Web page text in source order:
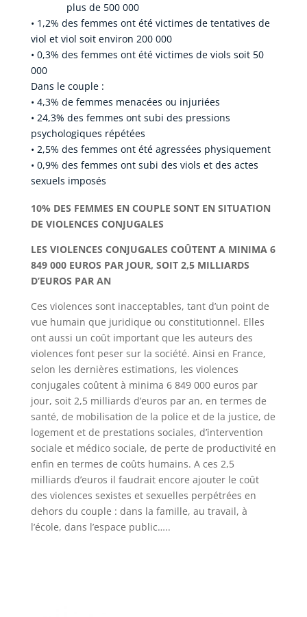
plus de 500 000
• 1,2% des femmes ont été victimes de tentatives de
viol et viol soit environ 200 000
• 0,3% des femmes ont été victimes de viols soit 50
000
Dans le couple :
• 4,3% de femmes menacées ou injuriées
• 24,3% des femmes ont subi des pressions
psychologiques répétées
• 2,5% des femmes ont été agressées physiquement
• 0,9% des femmes ont subi des viols et des actes
sexuels imposés
10% DES FEMMES EN COUPLE SONT EN SITUATION
DE VIOLENCES CONJUGALES
LES VIOLENCES CONJUGALES COÛTENT A MINIMA 6
849 000 EUROS PAR JOUR, SOIT 2,5 MILLIARDS
D’EUROS PAR AN
Ces violences sont inacceptables, tant d’un point de
vue humain que juridique ou constitutionnel. Elles
ont aussi un coût important que les auteurs des
violences font peser sur la société. Ainsi en France,
selon les dernières estimations, les violences
conjugales coûtent à minima 6 849 000 euros par
jour, soit 2,5 milliards d’euros par an, en termes de
santé, de mobilisation de la police et de la justice, de
logement et de prestations sociales, d’intervention
sociale et médico sociale, de perte de productivité en
enfin en termes de coûts humains. A ces 2,5
milliards d’euros il faudrait encore ajouter le coût
des violences sexistes et sexuelles perpétrées en
dehors du couple : dans la famille, au travail, à
l’école, dans l’espace public…..